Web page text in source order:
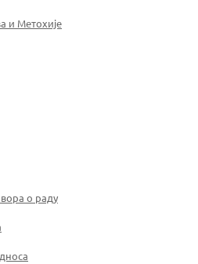
и Метохије
о раду